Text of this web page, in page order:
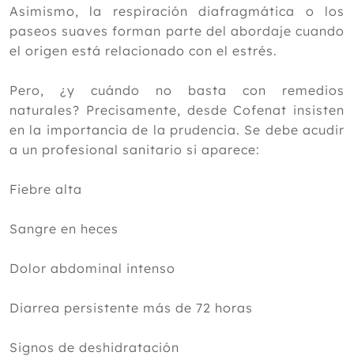
Asimismo, la respiración diafragmática o los
paseos suaves forman parte del abordaje cuando
el origen está relacionado con el estrés.
Pero, ¿y cuándo no basta con remedios
naturales? Precisamente, desde Cofenat insisten
en la importancia de la prudencia. Se debe acudir
a un profesional sanitario si aparece:
Fiebre alta
Sangre en heces
Dolor abdominal intenso
Diarrea persistente más de 72 horas
Signos de deshidratación